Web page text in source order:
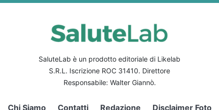
SaluteLab è un prodotto editoriale di Likelab
S.R.L. Iscrizione ROC 31410. Direttore
Responsabile: Walter Giannò.
Chi Siamo Contatti Redazione Disclaimer Foto